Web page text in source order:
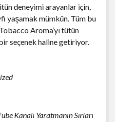
deneyimi arayanlar için,
yaşamak mümkün. Tüm bu
Aroma’yı tütün
seçenek haline getiriyor.
Kanalı Yaratmanın Sırları